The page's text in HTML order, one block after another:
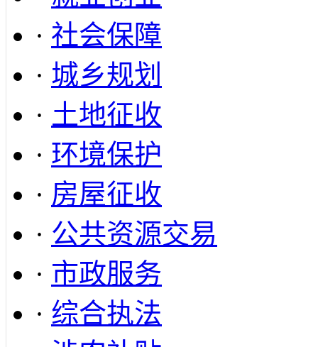
· 社会保障
· 城乡规划
· 土地征收
· 环境保护
· 房屋征收
· 公共资源交易
· 市政服务
· 综合执法